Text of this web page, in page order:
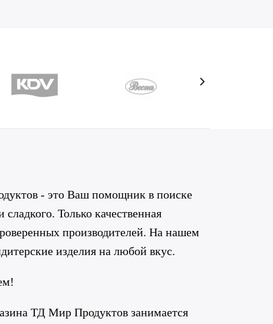
- это Ваш помощник в поиске
сладкого. Только качественная
производителей. На нашем
изделия на любой вкус.
ТД Мир Продуктов занимается